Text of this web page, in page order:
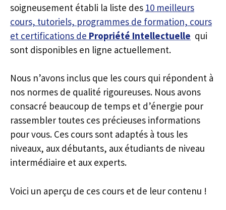
soigneusement établi la liste des 10 meilleurs
cours, tutoriels, programmes de formation, cours
et certifications de Propriété Intellectuelle qui
sont disponibles en ligne actuellement.
Nous n’avons inclus que les cours qui répondent à
nos normes de qualité rigoureuses. Nous avons
consacré beaucoup de temps et d’énergie pour
rassembler toutes ces précieuses informations
pour vous. Ces cours sont adaptés à tous les
niveaux, aux débutants, aux étudiants de niveau
intermédiaire et aux experts.
Voici un aperçu de ces cours et de leur contenu !